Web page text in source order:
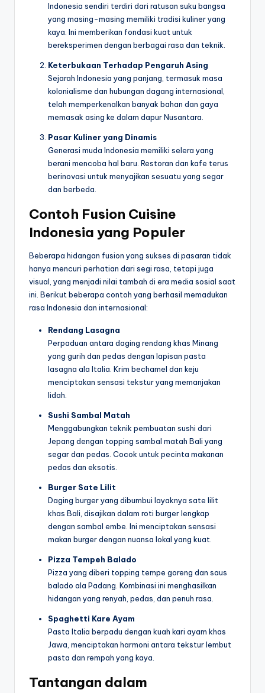
Indonesia sendiri terdiri dari ratusan suku bangsa
yang masing-masing memiliki tradisi kuliner yang
kaya. Ini memberikan fondasi kuat untuk
bereksperimen dengan berbagai rasa dan teknik.
Keterbukaan Terhadap Pengaruh Asing
Sejarah Indonesia yang panjang, termasuk masa
kolonialisme dan hubungan dagang internasional,
telah memperkenalkan banyak bahan dan gaya
memasak asing ke dalam dapur Nusantara.
Pasar Kuliner yang Dinamis
Generasi muda Indonesia memiliki selera yang
berani mencoba hal baru. Restoran dan kafe terus
berinovasi untuk menyajikan sesuatu yang segar
dan berbeda.
Contoh Fusion Cuisine
Indonesia yang Populer
Beberapa hidangan fusion yang sukses di pasaran tidak
hanya mencuri perhatian dari segi rasa, tetapi juga
visual, yang menjadi nilai tambah di era media sosial saat
ini. Berikut beberapa contoh yang berhasil memadukan
rasa Indonesia dan internasional:
Rendang Lasagna
Perpaduan antara daging rendang khas Minang
yang gurih dan pedas dengan lapisan pasta
lasagna ala Italia. Krim bechamel dan keju
menciptakan sensasi tekstur yang memanjakan
lidah.
Sushi Sambal Matah
Menggabungkan teknik pembuatan sushi dari
Jepang dengan topping sambal matah Bali yang
segar dan pedas. Cocok untuk pecinta makanan
pedas dan eksotis.
Burger Sate Lilit
Daging burger yang dibumbui layaknya sate lilit
khas Bali, disajikan dalam roti burger lengkap
dengan sambal embe. Ini menciptakan sensasi
makan burger dengan nuansa lokal yang kuat.
Pizza Tempeh Balado
Pizza yang diberi topping tempe goreng dan saus
balado ala Padang. Kombinasi ini menghasilkan
hidangan yang renyah, pedas, dan penuh rasa.
Spaghetti Kare Ayam
Pasta Italia berpadu dengan kuah kari ayam khas
Jawa, menciptakan harmoni antara tekstur lembut
pasta dan rempah yang kaya.
Tantangan dalam